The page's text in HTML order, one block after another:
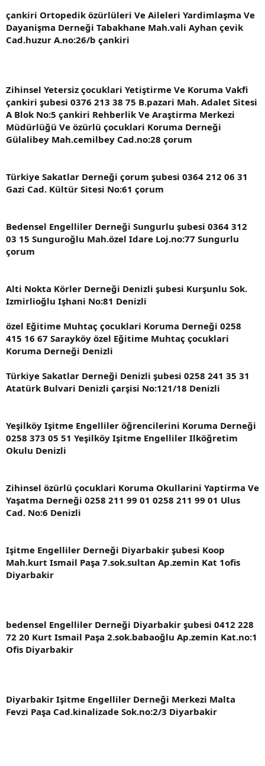
çankiri Ortopedik özürlüleri Ve Aileleri Yardimlaşma Ve
Dayanişma Derneği Tabakhane Mah.vali Ayhan çevik
Cad.huzur A.no:26/b çankiri
Zihinsel Yetersiz çocuklari Yetiştirme Ve Koruma Vakfi
çankiri şubesi 0376 213 38 75 B.pazari Mah. Adalet Sitesi
A Blok No:5 çankiri Rehberlik Ve Araştirma Merkezi
Müdürlüğü Ve özürlü çocuklari Koruma Derneği
Gülalibey Mah.cemilbey Cad.no:28 çorum
Türkiye Sakatlar Derneği çorum şubesi 0364 212 06 31
Gazi Cad. Kültür Sitesi No:61 çorum
Bedensel Engelliler Derneği Sungurlu şubesi 0364 312
03 15 Sunguroğlu Mah.özel Idare Loj.no:77 Sungurlu
çorum
Alti Nokta Körler Derneği Denizli şubesi Kurşunlu Sok.
Izmirlioğlu Işhani No:81 Denizli
özel Eğitime Muhtaç çocuklari Koruma Derneği 0258
415 16 67 Sarayköy özel Eğitime Muhtaç çocuklari
Koruma Derneği Denizli
Türkiye Sakatlar Derneği Denizli şubesi 0258 241 35 31
Atatürk Bulvari Denizli çarşisi No:121/18 Denizli
Yeşilköy Işitme Engelliler öğrencilerini Koruma Derneği
0258 373 05 51 Yeşilköy Işitme Engelliler Ilköğretim
Okulu Denizli
Zihinsel özürlü çocuklari Koruma Okullarini Yaptirma Ve
Yaşatma Derneği 0258 211 99 01 0258 211 99 01 Ulus
Cad. No:6 Denizli
Işitme Engelliler Derneği Diyarbakir şubesi Koop
Mah.kurt Ismail Paşa 7.sok.sultan Ap.zemin Kat 1ofis
Diyarbakir
bedensel Engelliler Derneği Diyarbakir şubesi 0412 228
72 20 Kurt Ismail Paşa 2.sok.babaoğlu Ap.zemin Kat.no:1
Ofis Diyarbakir
Diyarbakir Işitme Engelliler Derneği Merkezi Malta
Fevzi Paşa Cad.kinalizade Sok.no:2/3 Diyarbakir